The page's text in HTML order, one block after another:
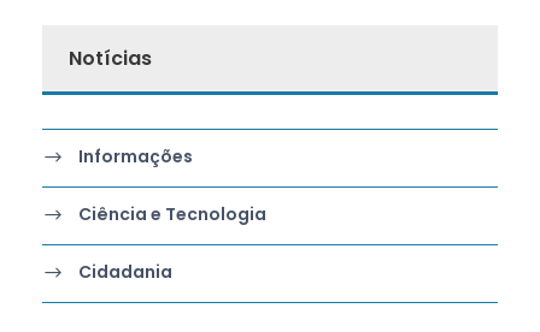
Notícias
Informações
Ciência e Tecnologia
Cidadania